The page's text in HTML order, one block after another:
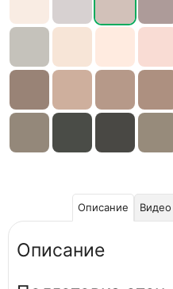
Описание Видео
Описание